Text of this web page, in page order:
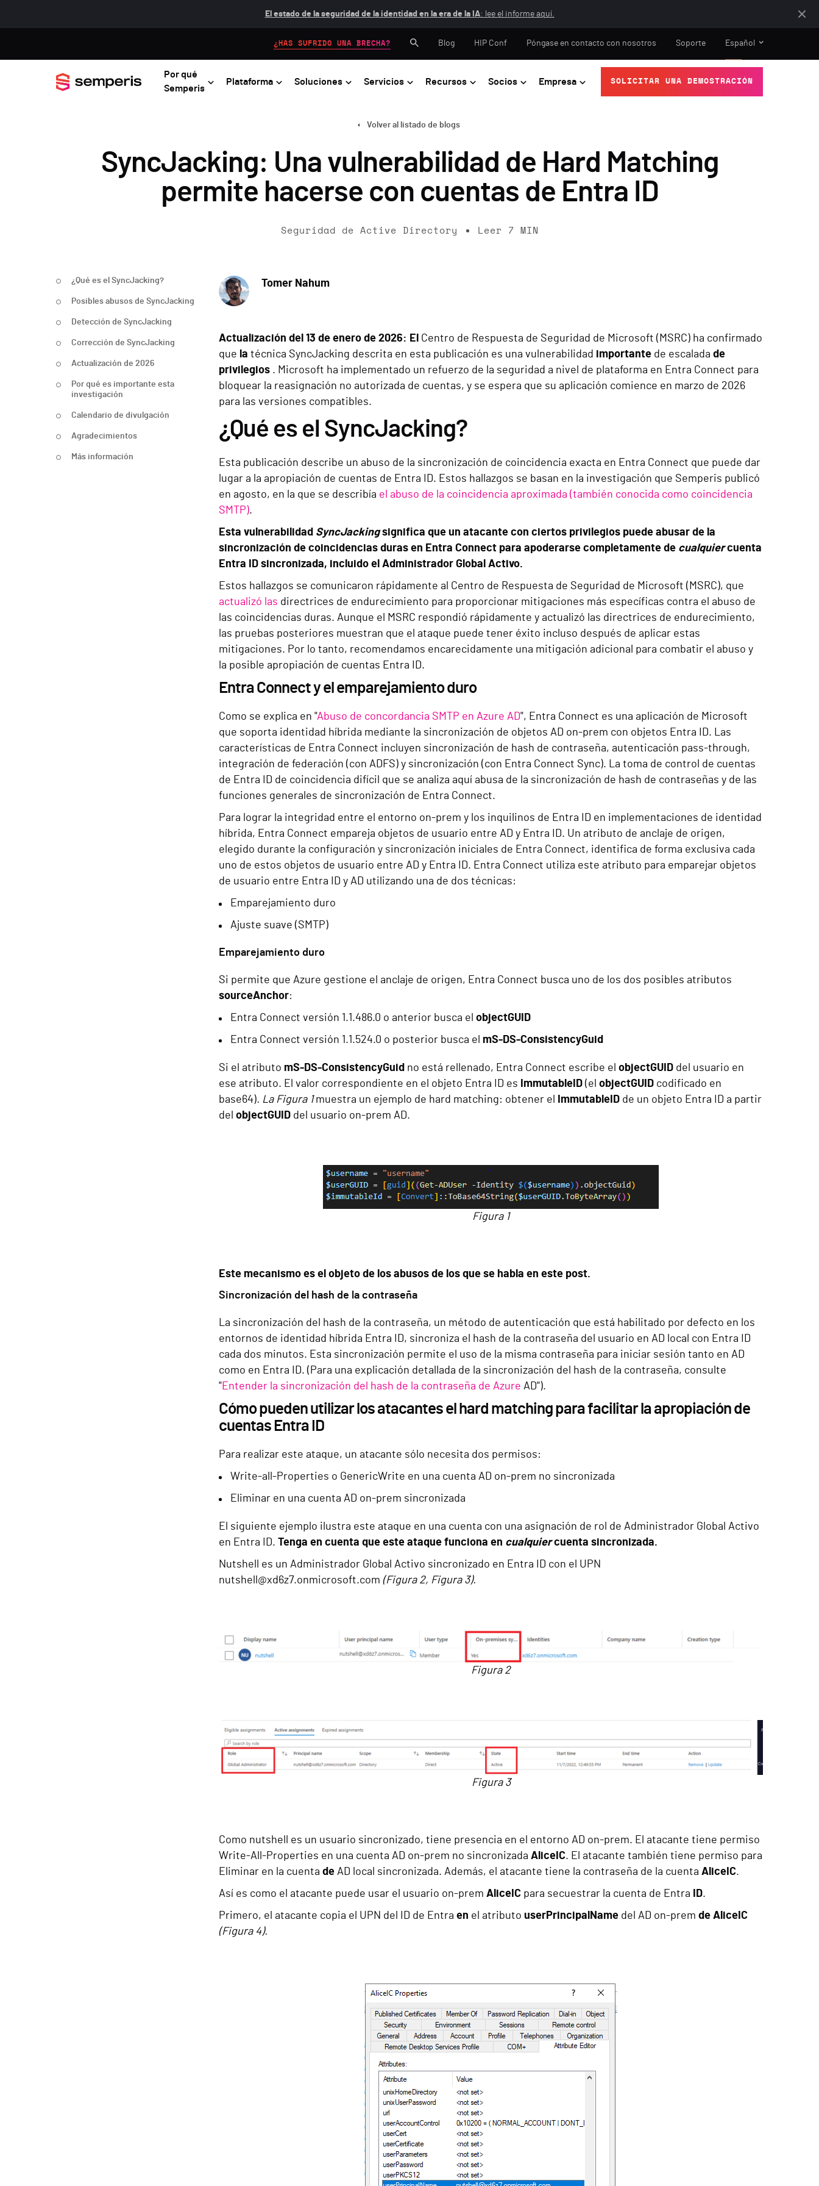
El estado de la seguridad de la identidad en la era de la IA: lee el informe aquí.
Por qué
Semperis
Plataforma Soluciones Servicios Recursos Socios Empresa SOLICITAR UNA DEMOSTRACIÓN
¿HAS SUFRIDO UNA BRECHA? Blog HIP Conf Póngase en contacto con nosotros Soporte Español
Volver al listado de blogs
SyncJacking: Una vulnerabilidad de Hard Matching
permite hacerse con cuentas de Entra ID
Seguridad de Active Directory Leer 7 MIN
¿Qué es el SyncJacking?
Posibles abusos de SyncJacking
Detección de SyncJacking
Corrección de SyncJacking
Actualización de 2026
Por qué es importante esta
investigación
Calendario de divulgación
Agradecimientos
Más información
Tomer Nahum
Actualización del 13 de enero de 2026: El Centro de Respuesta de Seguridad de Microsoft (MSRC) ha confirmado
que la técnica SyncJacking descrita en esta publicación es una vulnerabilidad importante de escalada de
privilegios . Microsoft ha implementado un refuerzo de la seguridad a nivel de plataforma en Entra Connect para
bloquear la reasignación no autorizada de cuentas, y se espera que su aplicación comience en marzo de 2026
para las versiones compatibles.
¿Qué es el SyncJacking?
Esta publicación describe un abuso de la sincronización de coincidencia exacta en Entra Connect que puede dar
lugar a la apropiación de cuentas de Entra ID. Estos hallazgos se basan en la investigación que Semperis publicó
en agosto, en la que se describía el abuso de la coincidencia aproximada (también conocida como coincidencia
SMTP).
Esta vulnerabilidad SyncJackingsignifica que un atacante con ciertos privilegios puede abusar de la
sincronización de coincidencias duras en Entra Connect para apoderarse completamente de cualquiercuenta
Entra ID sincronizada, incluido el Administrador Global Activo.
Estos hallazgos se comunicaron rápidamente al Centro de Respuesta de Seguridad de Microsoft (MSRC), que
actualizó las directrices de endurecimiento para proporcionar mitigaciones más específicas contra el abuso de
las coincidencias duras. Aunque el MSRC respondió rápidamente y actualizó las directrices de endurecimiento,
las pruebas posteriores muestran que el ataque puede tener éxito incluso después de aplicar estas
mitigaciones. Por lo tanto, recomendamos encarecidamente una mitigación adicional para combatir el abuso y
la posible apropiación de cuentas Entra ID.
Entra Connect y el emparejamiento duro
Como se explica en "Abuso de concordancia SMTP en Azure AD", Entra Connect es una aplicación de Microsoft
que soporta identidad híbrida mediante la sincronización de objetos AD on-prem con objetos Entra ID. Las
características de Entra Connect incluyen sincronización de hash de contraseña, autenticación pass-through,
integración de federación (con ADFS) y sincronización (con Entra Connect Sync). La toma de control de cuentas
de Entra ID de coincidencia difícil que se analiza aquí abusa de la sincronización de hash de contraseñas y de las
funciones generales de sincronización de Entra Connect.
Para lograr la integridad entre el entorno on-prem y los inquilinos de Entra ID en implementaciones de identidad
híbrida, Entra Connect empareja objetos de usuario entre AD y Entra ID. Un atributo de anclaje de origen,
elegido durante la configuración y sincronización iniciales de Entra Connect, identifica de forma exclusiva cada
uno de estos objetos de usuario entre AD y Entra ID. Entra Connect utiliza este atributo para emparejar objetos
de usuario entre Entra ID y AD utilizando una de dos técnicas:
Emparejamiento duro
Ajuste suave (SMTP)
Emparejamiento duro
Si permite que Azure gestione el anclaje de origen, Entra Connect busca uno de los dos posibles atributos
sourceAnchor:
Entra Connect versión 1.1.486.0 o anterior busca el objectGUID
Entra Connect versión 1.1.524.0 o posterior busca el mS-DS-ConsistencyGuid
Si el atributo mS-DS-ConsistencyGuid no está rellenado, Entra Connect escribe el objectGUID del usuario en
ese atributo. El valor correspondiente en el objeto Entra ID es
ImmutableID (el objectGUID codificado en
base64). La Figura 1muestra un ejemplo de hard matching: obtener el ImmutableID de un objeto Entra ID a partir
del objectGUID del usuario on-prem AD.
Figura 1
Este mecanismo es el objeto de los abusos de los que se habla en este post.
Sincronización del hash de la contraseña
La sincronización del hash de la contraseña, un método de autenticación que está habilitado por defecto en los
entornos de identidad híbrida Entra ID, sincroniza el hash de la contraseña del usuario en AD local con Entra ID
cada dos minutos. Esta sincronización permite el uso de la misma contraseña para iniciar sesión tanto en AD
como en Entra ID. (Para una explicación detallada de la sincronización del hash de la contraseña, consulte
"Entender la sincronización del hash de la contraseña de Azure AD").
Cómo pueden utilizar los atacantes el hard matching para facilitar la apropiación de
cuentas Entra ID
Para realizar este ataque, un atacante sólo necesita dos permisos:
Write-all-Properties o GenericWrite en una cuenta AD on-prem no sincronizada
Eliminar en una cuenta AD on-prem sincronizada
El siguiente ejemplo ilustra este ataque en una cuenta con una asignación de rol de Administrador Global Activo
en Entra ID. Tenga en cuenta que este ataque funciona en cualquiercuenta sincronizada.
Nutshell es un Administrador Global Activo sincronizado en Entra ID con el UPN
nutshell@xd6z7.onmicrosoft.com (Figura 2, Figura 3).
Figura 2
Figura 3
Como nutshell es un usuario sincronizado, tiene presencia en el entorno AD on-prem. El atacante tiene permiso
Write-All-Properties en una cuenta AD on-prem no sincronizada AliceIC. El atacante también tiene permiso para
Eliminar en la cuenta de AD local sincronizada. Además, el atacante tiene la contraseña de la cuenta AliceIC.
Así es como el atacante puede usar el usuario on-prem AliceIC para secuestrar la cuenta de Entra ID.
Primero, el atacante copia el UPN del ID de Entra en el atributo userPrincipalName del AD on-prem de AliceIC
(Figura 4).